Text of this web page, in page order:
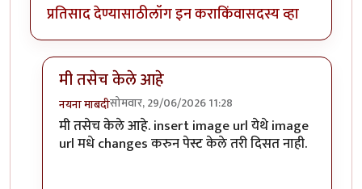
प्रतिसाद देण्यासाठीलॉग इन कराकिंवासदस्य व्हा
मी तसेच केले आहे
नयना माबदीसोमवार, 29/06/2026 11:28
In reply toफोटो टाकणेbyकंजूस
मी तसेच केले आहे. insert image url येथे image
url मधे changes करुन पेस्ट केले तरी दिसत नाही.